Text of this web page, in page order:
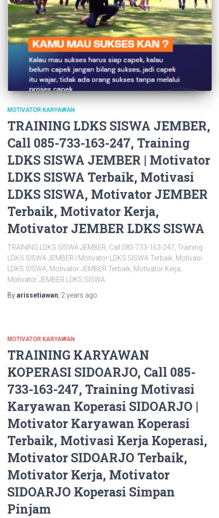
MOTIVATOR KARYAWAN
TRAINING LDKS SISWA JEMBER,
Call 085-733-163-247, Training
LDKS SISWA JEMBER | Motivator
LDKS SISWA Terbaik, Motivasi
LDKS SISWA, Motivator JEMBER
Terbaik, Motivator Kerja,
Motivator JEMBER LDKS SISWA
TRAINING LDKS SISWA JEMBER, Call 085-733-163-247, Training
LDKS SISWA JEMBER | Motivator LDKS SISWA Terbaik, Motivasi
LDKS SISWA, Motivator JEMBER Terbaik, Motivator Kerja,
Motivator JEMBER LDKS SISWA
Byarissetiawan, 2 years ago
MOTIVATOR KARYAWAN
TRAINING KARYAWAN
KOPERASI SIDOARJO, Call 085-
733-163-247, Training Motivasi
Karyawan Koperasi SIDOARJO |
Motivator Karyawan Koperasi
Terbaik, Motivasi Kerja Koperasi,
Motivator SIDOARJO Terbaik,
Motivator Kerja, Motivator
SIDOARJO Koperasi Simpan
Pinjam